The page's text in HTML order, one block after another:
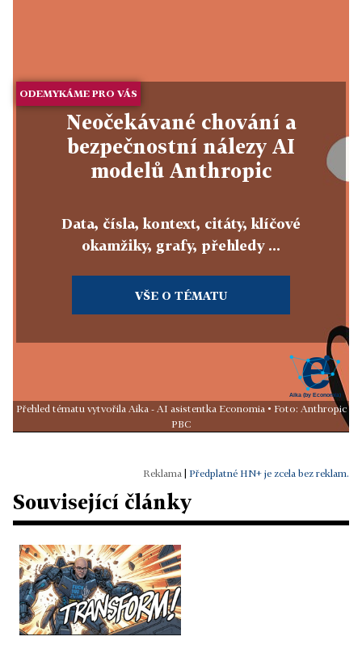
ODEMYKÁME PRO VÁS
Neočekávané chování a
bezpečnostní nálezy AI
modelů Anthropic
Data, čísla, kontext, citáty, klíčové
okamžiky, grafy, přehledy ...
VŠE O TÉMATU
Přehled tématu vytvořila Aika - AI asistentka Economia • Foto: Anthropic
PBC
| Předplatné HN+ je zcela bez reklam.
Související články